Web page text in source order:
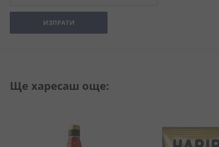
ИЗПРАТИ
Ще харесаш още: